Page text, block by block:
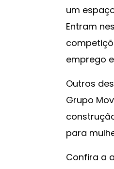
um
Entram
emprego
Outros
Grupo
para
Confira a